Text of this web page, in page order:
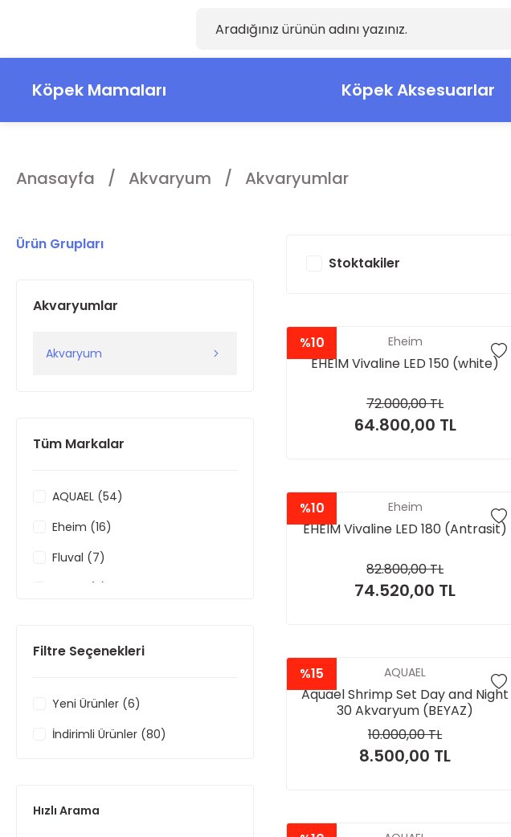
Köpek Mamaları Köpek Aksesuarlar
Anasayfa Akvaryum Akvaryumlar
Ürün Grupları
Akvaryumlar
Akvaryum
Tüm Markalar
AQUAEL (54)
Eheim (16)
Fluval (7)
Filtre Seçenekleri
Yeni Ürünler (6)
İndirimli Ürünler (80)
Hızlı Arama
Stoktakiler
%10 Eheim
EHEIM Vivaline LED 150 (white)
72.000,00 TL
64.800,00 TL
%10 Eheim
EHEIM Vivaline LED 180 (Antrasit)
82.800,00 TL
74.520,00 TL
%15 AQUAEL
Aquael Shrimp Set Day and Night
30 Akvaryum (BEYAZ)
10.000,00 TL
8.500,00 TL